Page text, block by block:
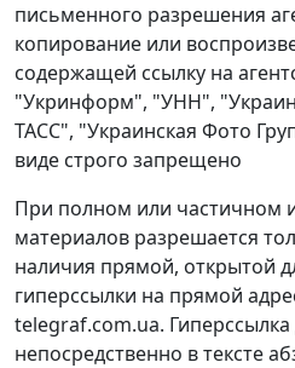
письменного разрешения
копирование или
содержащей ссылку на
"Укринформ", "УНН",
ТАСС", "Украинская Фото
виде строго запрещено
При полном или частичном
материалов разрешается
наличия прямой, открытой
гиперссылки на прямой
telegraf.com.ua.
непосредственно в тексте